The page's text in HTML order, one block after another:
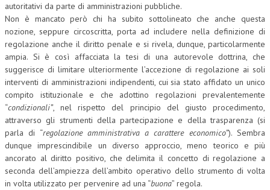
NEWS
ARCHIVIO EVENTI (FINO AL 2022)
CORSI ENTI TERZI
BOLLETTINO FINANZIAMENTI
TELEGRAM
DOCUMENTI
MANUALI E MONOGRAFIE
autoritativi da parte di amministrazioni pubbliche.
Non è mancato però chi ha subito sottolineato che anche questa
nozione, seppure circoscritta, porta ad includere nella definizione di
regolazione anche il diritto penale e si rivela, dunque, particolarmente
ampia. Si è così affacciata la tesi di una autorevole dottrina, che
suggerisce di limitare ulteriormente l’accezione di regolazione ai soli
interventi di amministrazioni indipendenti, cui sia stato affidato un unico
compito istituzionale e che adottino regolazioni prevalentemente
“condizionali”, nel rispetto del principio del giusto procedimento,
attraverso gli strumenti della partecipazione e della trasparenza (si
parla di “regolazione amministrativa a carattere economico”). Sembra
dunque imprescindibile un diverso approccio, meno teorico e più
ancorato al diritto positivo, che delimita il concetto di regolazione a
seconda dell’ampiezza dell’ambito operativo dello strumento di volta
in volta utilizzato per pervenire ad una “buona” regola.